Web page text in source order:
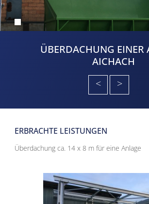
ÜBERDACHUNG EINER
AICHACH
<
>
ERBRACHTE LEISTUNGEN
Überdachung ca. 14 x 8 m für eine Anlage